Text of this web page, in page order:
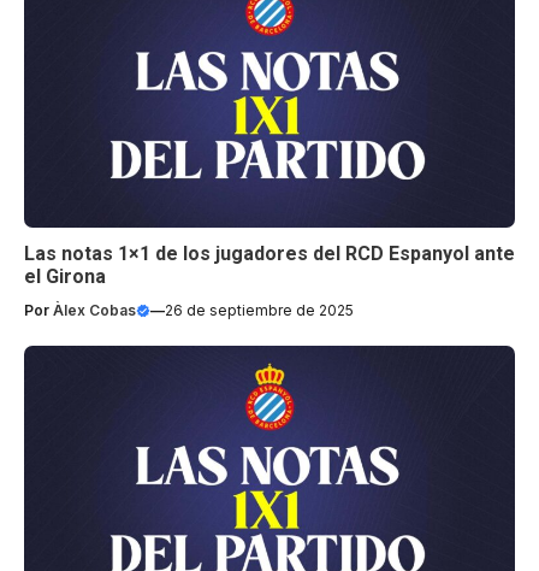
Las notas 1×1 de los jugadores del RCD Espanyol ante
el Girona
Por Àlex Cobas —26 de septiembre de 2025